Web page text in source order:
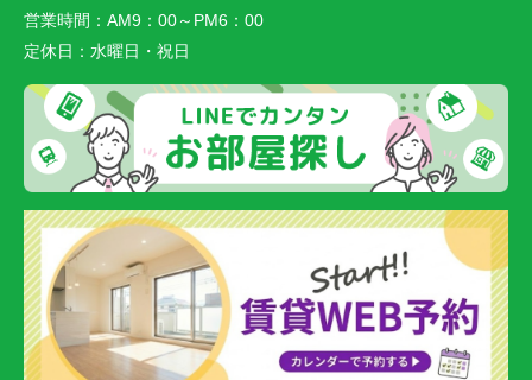
営業時間： AM9：00～PM6：00
定休日： 水曜日・祝日